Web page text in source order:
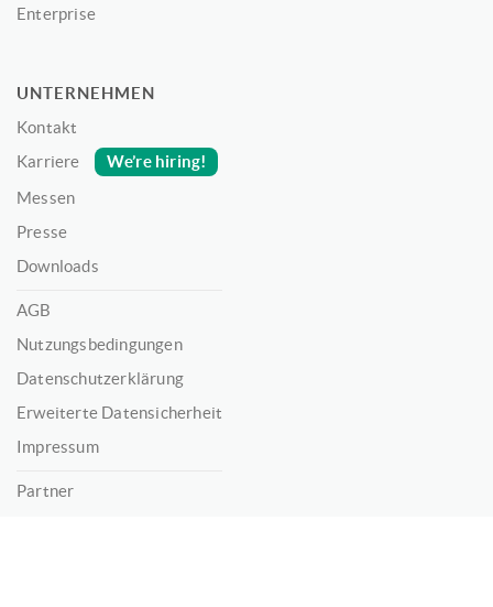
Enterprise
UNTERNEHMEN
Kontakt
Karriere
We’re hiring!
Messen
Presse
Downloads
AGB
Nutzungsbedingungen
Datenschutzerklärung
Erweiterte Datensicherheit
Impressum
Partner